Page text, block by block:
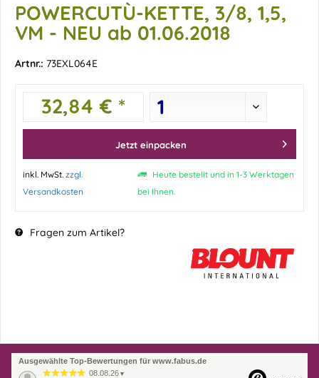
POWERCUTÙ-KETTE, 3/8, 1,5,
VM - NEU ab 01.06.2018
Artnr.: 73EXL064E
32,84 € *
Jetzt einpacken
inkl. MwSt. zzgl.
Versandkosten
Heute bestellt und in 1-3 Werktagen
bei Ihnen.
Fragen zum Artikel?
Ausgewählte Top-Bewertungen für www.fabus.de
08.08.26 ▼